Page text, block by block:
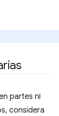
partes ni
considera